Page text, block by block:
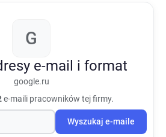
G
e-mail i format
google.ru
e-maili pracowników tej firmy.
Wyszukaj e-maile